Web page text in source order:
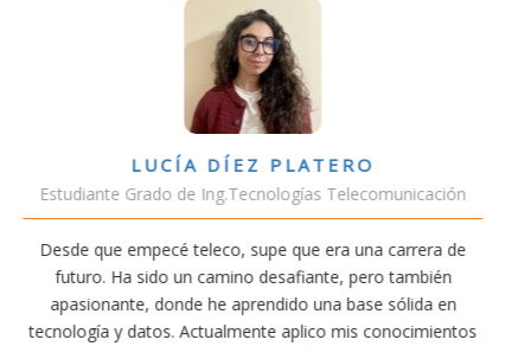
de
en
VÍCTOR SÁNCHEZ VALENCIA
Estudiante Doble Grado Teleco-ADE
Estudiar teleco me ha permitido comprender
conectividad afecta nuestra vida diaria. Aunque la
exige esfuerzo, he dedicado parte de mi tiempo a
actividades como el salvamento y socorrismo.